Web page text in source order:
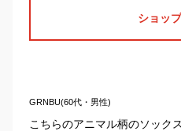
ショッ
GRNBU(60代・男性)
こちらのアニマル柄のソック